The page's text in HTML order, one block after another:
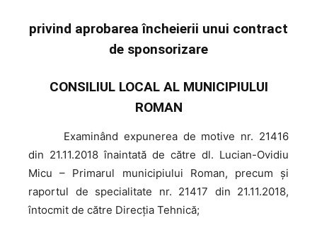
privind aprobarea încheierii unui contract
de sponsorizare
CONSILIUL LOCAL AL MUNICIPIULUI
ROMAN
Examinând expunerea de motive nr. 21416
din 21.11.2018 înaintată de către dl. Lucian-Ovidiu
Micu – Primarul municipiului Roman, precum şi
raportul de specialitate nr. 21417 din 21.11.2018,
întocmit de către Direcția Tehnică;